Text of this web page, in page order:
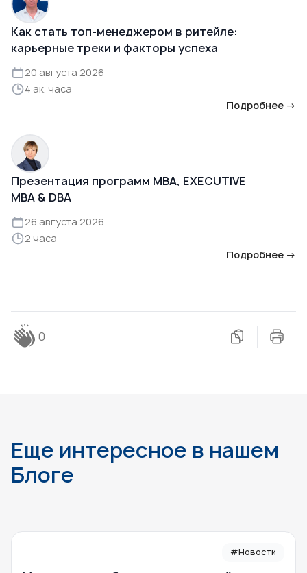
Как стать топ-менеджером в ритейле:
карьерные треки и факторы успеха
20 августа 2026
4 ак. часа
Подробнее →
Презентация программ MBA, EXECUTIVE
MBA & DBA
26 августа 2026
2 часа
Подробнее →
0
Еще интересное в нашем
Блоге
#Новости